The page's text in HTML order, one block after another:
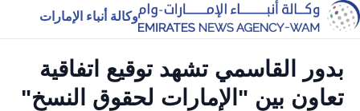
وكالة أنباء الإمارات
بدور القاسمي تشهد توقيع اتفاقية
تعاون بين "الإمارات لحقوق النسخ"